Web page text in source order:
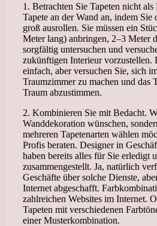
1. Betrachten Sie Tapeten nicht
Tapete an der Wand an, indem
groß ausrollen. Sie müssen ein
Meter lang) anbringen, 2–3 Meter
sorgfältig untersuchen und
zukünftigen Interieur vorzustellen.
einfach, aber versuchen Sie, sich
Traumzimmer zu machen und das
Traum abzustimmen.
2. Kombinieren Sie mit Bedacht.
Wanddekoration wünschen,
mehreren Tapetenarten wählen
Profis beraten. Designer in
haben bereits alles für Sie erledigt
zusammengestellt. Ja, natürlich
Geschäfte über solche Dienste,
Internet abgeschafft.
zahlreichen Websites im Internet.
Tapeten mit verschiedenen
einer Musterkombination.